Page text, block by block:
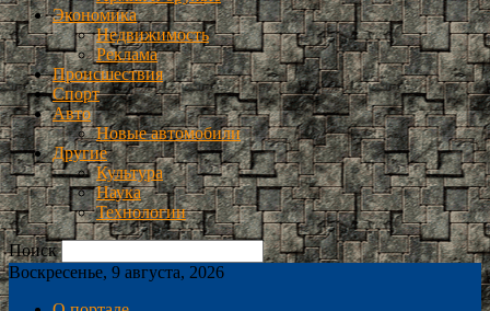
Экономика
Недвижимость
Реклама
Происшествия
Спорт
Авто
Новые автомобили
Другие
Культура
Наука
Технологии
Поиск
Воскресенье, 9 августа, 2026